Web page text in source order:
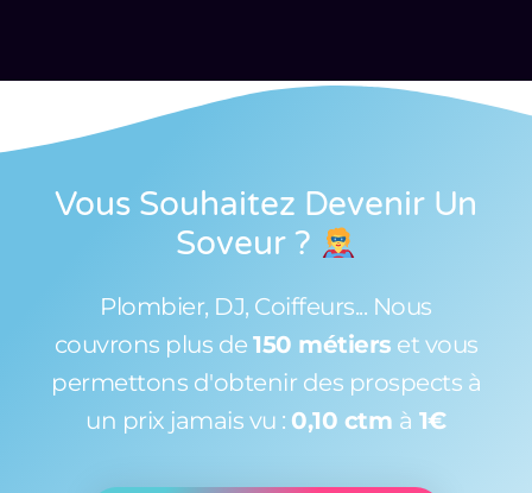
Vous Souhaitez Devenir Un
Soveur ?
Plombier, DJ, Coiffeurs... Nous
couvrons plus de 150 métiers et vous
permettons d'obtenir des prospects à
un prix jamais vu : 0,10 ctm à 1€